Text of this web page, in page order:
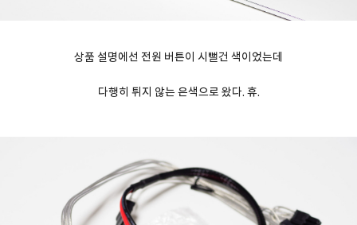
상품 설명에선 전원 버튼이 시뻘건 색이었는데
다행히 튀지 않는 은색으로 왔다. 휴.